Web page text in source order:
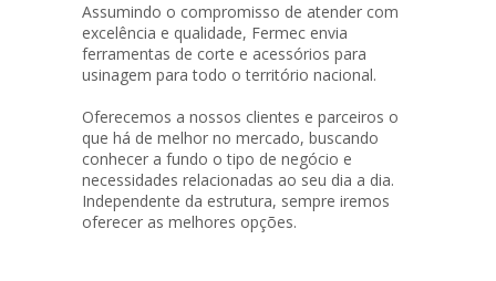
Assumindo o compromisso de atender com
excelência e qualidade, Fermec envia
ferramentas de corte e acessórios para
usinagem para todo o território nacional.
Oferecemos a nossos clientes e parceiros o
que há de melhor no mercado, buscando
conhecer a fundo o tipo de negócio e
necessidades relacionadas ao seu dia a dia.
Independente da estrutura, sempre iremos
oferecer as melhores opções.